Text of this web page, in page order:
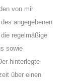
von mir
angegebenen
regelmäßige
sowie
hinterlegte
über einen